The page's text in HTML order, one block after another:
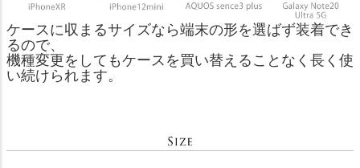
ケースに収まるサイズなら端末の形を選ばず装着でき
るので、
機種変更をしてもケースを買い替えることなく長く使
い続けられます。